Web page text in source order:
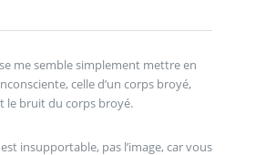
me semble simplement mettre en
celle d’un corps broyé,
le bruit du corps broyé.
insupportable, pas l’image, car vous